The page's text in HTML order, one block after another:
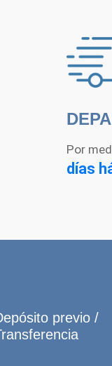
Por
días
previo /